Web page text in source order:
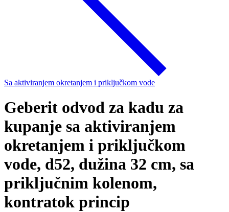
Sa aktiviranjem okretanjem i priključkom vode
Geberit odvod za kadu za
kupanje sa aktiviranjem
okretanjem i priključkom
vode, d52, dužina 32 cm, sa
priključnim kolenom,
kontratok princip